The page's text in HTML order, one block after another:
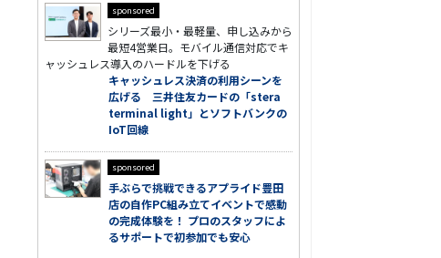
sponsored
シリーズ最小・最軽量、申し込みから
最短4営業日。モバイル通信対応でキ
ャッシュレス導入のハードルを下げる
キャッシュレス決済の利用シーンを
広げる 三井住友カードの「stera
terminal light」とソフトバンクの
IoT回線
sponsored
手ぶらで挑戦できるアプライド豊田
店の自作PC組み立てイベントで感動
の完成体験を！ プロのスタッフによ
るサポートで初参加でも安心